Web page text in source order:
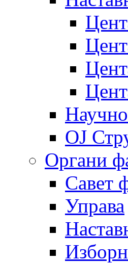
OJ
Органи
Савет
Управа